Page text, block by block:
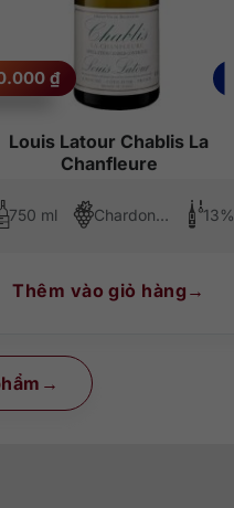
Louis Latour Chablis La
Chanfleure
₫
750 ml Chardonnay 13%
Thêm vào giỏ hàng